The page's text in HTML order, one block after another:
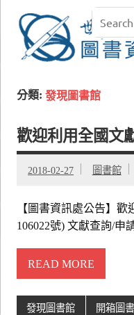
分類: 發現圖書館
歡迎利用全國文
2018-02-27 圖書館
【圖書資訊處公告】
106022號) 文獻查詢/
READ MORE
發現圖書館 開箱圖